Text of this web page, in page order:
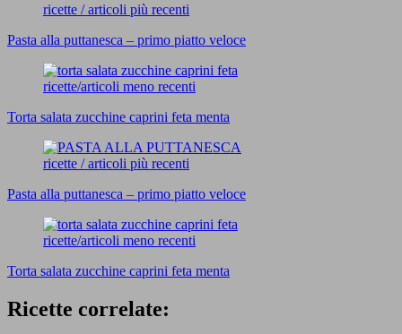
ricette / articoli più recenti
Pasta alla puttanesca – primo piatto veloce
ricette/articoli meno recenti
Torta salata zucchine caprini feta menta
ricette / articoli più recenti
Pasta alla puttanesca – primo piatto veloce
ricette/articoli meno recenti
Torta salata zucchine caprini feta menta
Ricette correlate: